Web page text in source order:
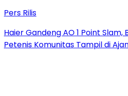
Pers Rilis
Haier Gandeng AO 1 Point Slam,
Petenis Komunitas Tampil di